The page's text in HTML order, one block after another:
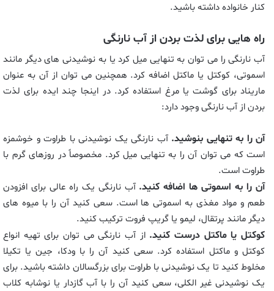
کنار خانواده داشته باشید.
راه هایی برای لذت بردن از آب نارنگی
آب نارنگی را می توان به تنهایی میل کرد یا به نوشیدنی های دیگر مانند
اسموتی، کوکتل یا ماکتل اضافه کرد. همچنین می توان از آن به عنوان
ماریناد برای گوشت یا مرغ استفاده کرد. در اینجا چند ایده برای لذت
بردن از آب نارنگی وجود دارد:
آن را به تنهایی بنوشید. آب نارنگی یک نوشیدنی با طراوت و خوشمزه
است که می توان آن را به تنهایی میل کرد. مخصوصاً در روزهای گرم با
طراوت است.
آن را به اسموتی ها اضافه کنید. آب نارنگی یک راه عالی برای افزودن
طعم و مواد مغذی به اسموتی ها است. سعی کنید آن را با میوه های
دیگر مانند پرتقال، لیمو یا گریپ فروت ترکیب کنید.
کوکتل یا ماکتل درست کنید. از آب نارنگی می توان برای تهیه انواع
کوکتل و ماکتل استفاده کرد. سعی کنید آن را با ودکا، جین یا تکیلا
مخلوط کنید تا یک نوشیدنی با طراوت برای بزرگسالان داشته باشید. برای
یک نوشیدنی غیر الکلی، سعی کنید آن را با آب گازدار یا نوشابه کلاب